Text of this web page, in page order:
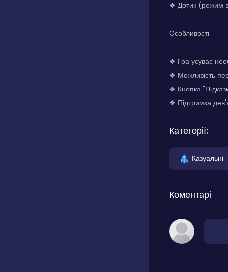
❖ Дотик (режим
Особливості
❖ Гра усуває
❖ Можливість
❖ Кнопка
❖ Підтримка
Категорії:
Казуальні
Коментарі